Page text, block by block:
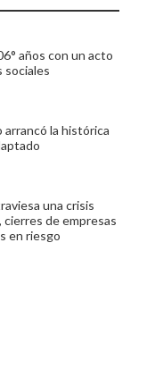
años con un acto
sociales
arrancó la histórica
una crisis
de empresas
en riesgo